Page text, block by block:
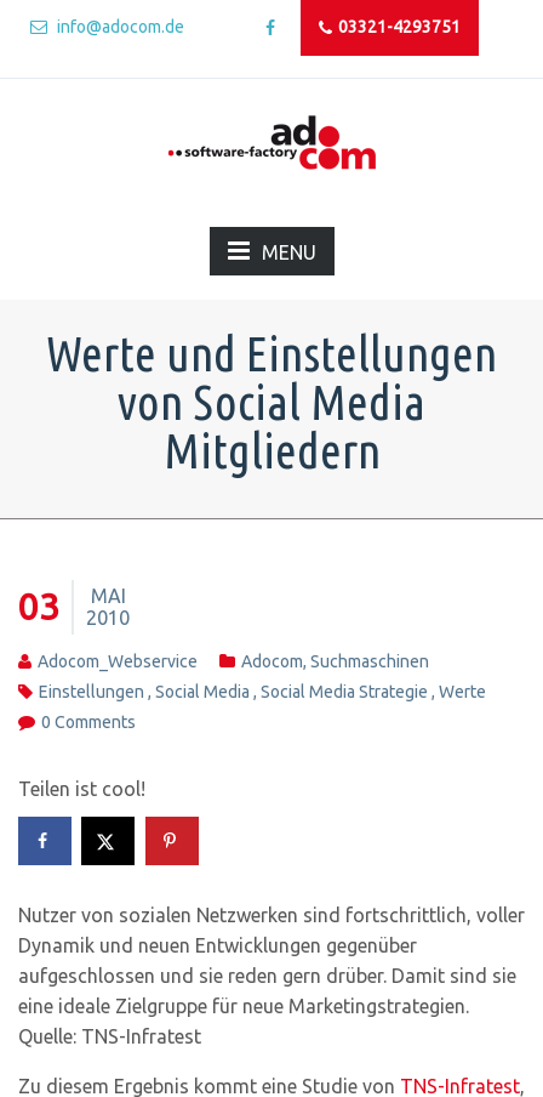
info@adocom.de 03321-4293751
MENU
Werte und Einstellungen
von Social Media
Mitgliedern
03
MAI
2010
Adocom_Webservice Adocom, Suchmaschinen
Einstellungen , Social Media , Social Media Strategie , Werte
0 Comments
Teilen ist cool!
Nutzer von sozialen Netzwerken sind fortschrittlich, voller
Dynamik und neuen Entwicklungen gegenüber
aufgeschlossen und sie reden gern drüber. Damit sind sie
eine ideale Zielgruppe für neue Marketingstrategien.
Quelle: TNS-Infratest
Zu diesem Ergebnis kommt eine Studie von TNS-Infratest,